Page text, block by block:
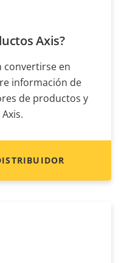
Axis?
convertirse en
información de
de productos y